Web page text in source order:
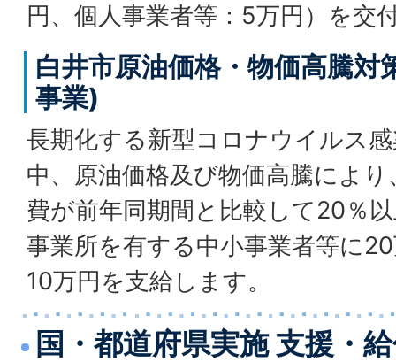
円、個人事業者等：5万円）を交
白井市原油価格・物価高騰対
事業)
長期化する新型コロナウイルス
中、原油価格及び物価高騰によ
費が前年同期間と比較して20％
事業所を有する中小事業者等に
10万円を支給します。
国・都道府県実施 支援・